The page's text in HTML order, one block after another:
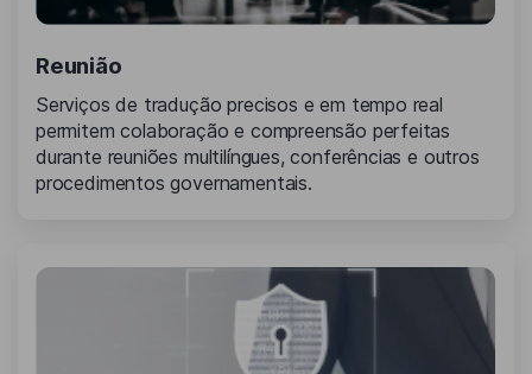
Reunião
Serviços de tradução precisos e em tempo real
permitem colaboração e compreensão perfeitas
durante reuniões multilíngues, conferências e outros
procedimentos governamentais.